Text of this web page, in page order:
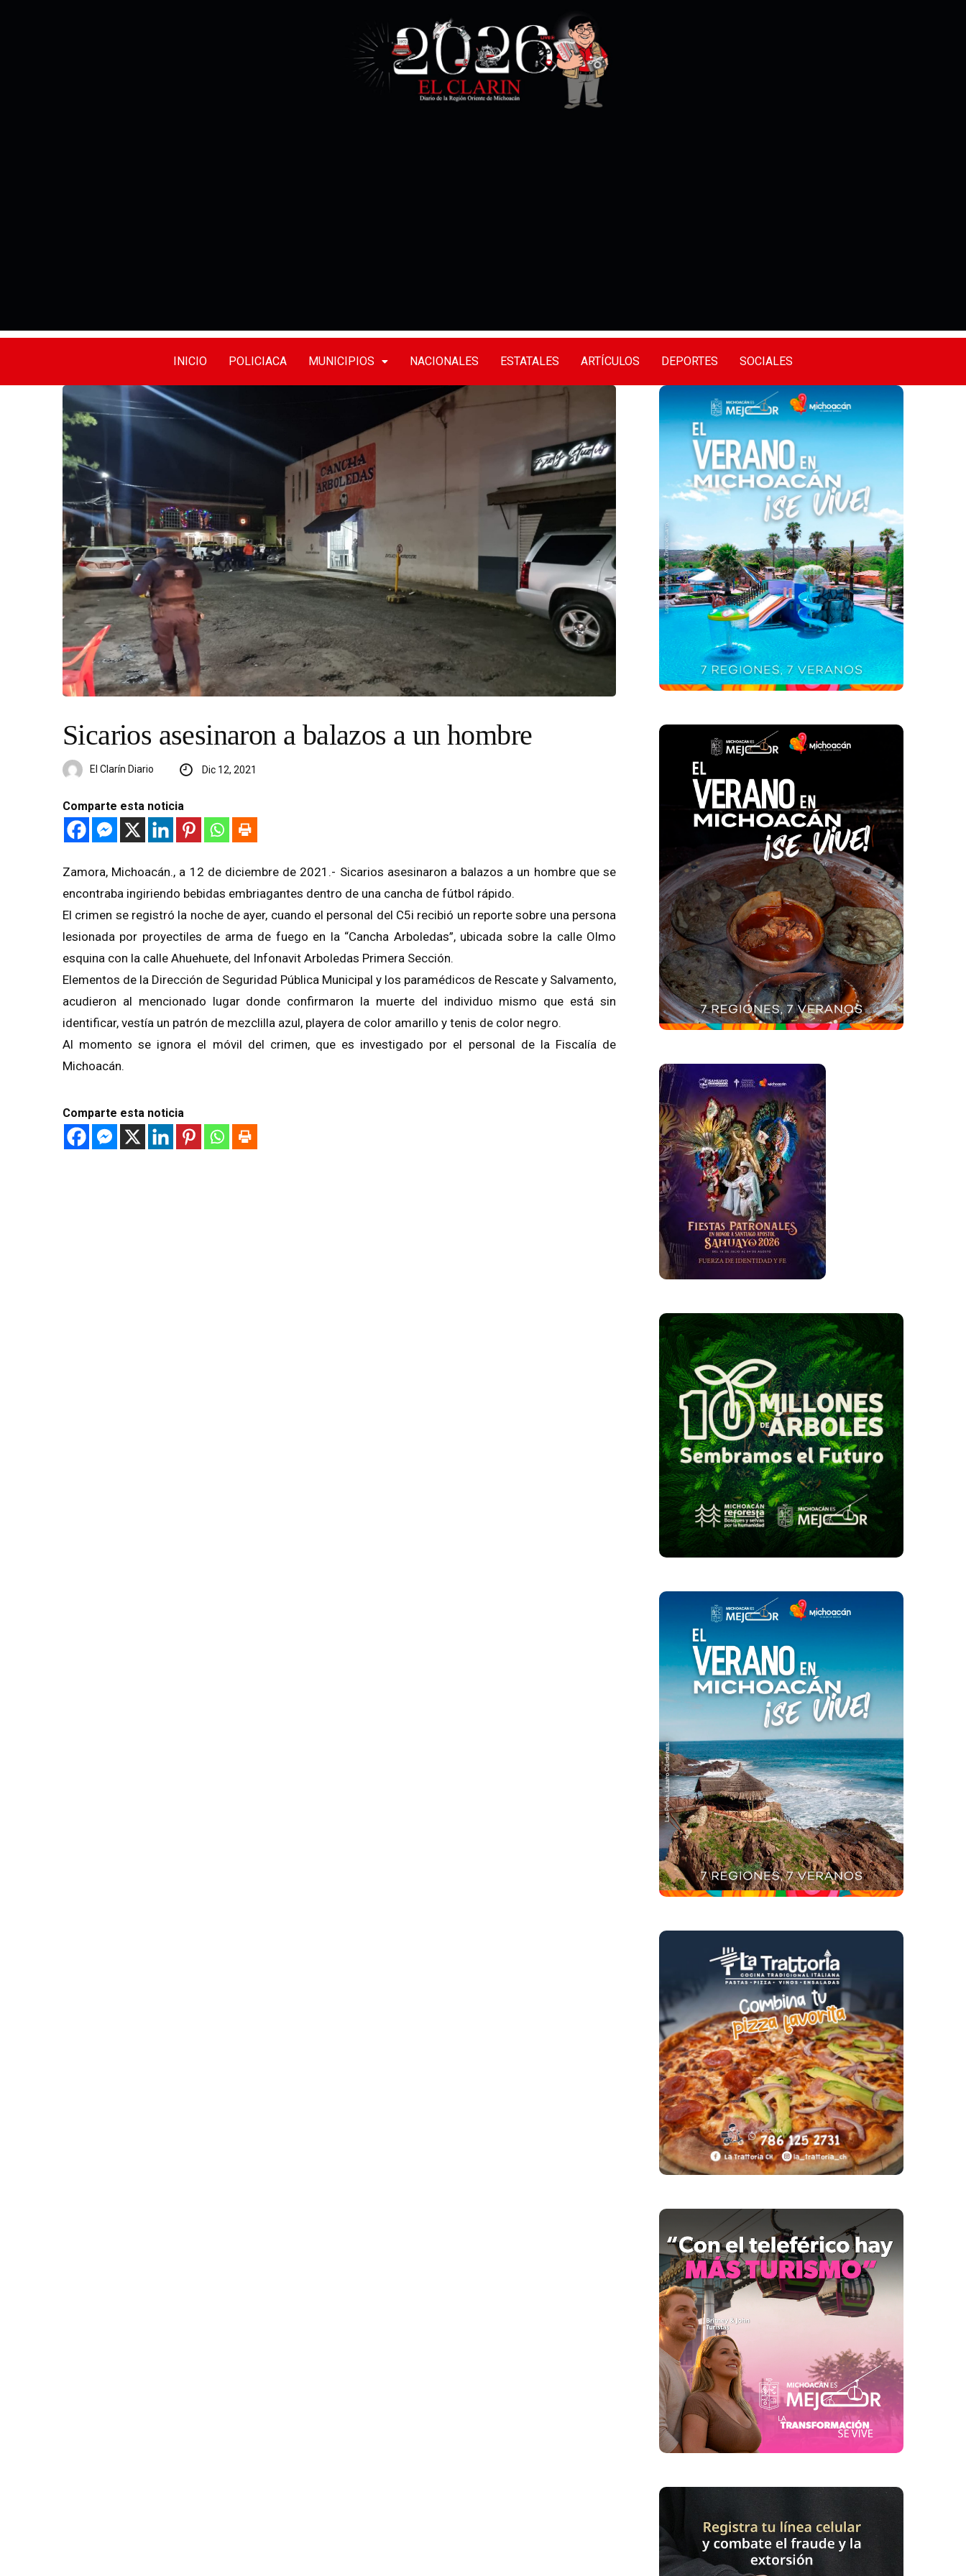
INICIO POLICIACA MUNICIPIOS NACIONALES ESTATALES ARTÍCULOS DEPORTES SOCIALES
Sicarios asesinaron a balazos a un hombre
El Clarín Diario Dic 12, 2021
Comparte esta noticia
Zamora, Michoacán., a 12 de diciembre de 2021.- Sicarios asesinaron a balazos a un hombre que se
encontraba ingiriendo bebidas embriagantes dentro de una cancha de fútbol rápido.
El crimen se registró la noche de ayer, cuando el personal del C5i recibió un reporte sobre una persona
lesionada por proyectiles de arma de fuego en la “Cancha Arboledas”, ubicada sobre la calle Olmo
esquina con la calle Ahuehuete, del Infonavit Arboledas Primera Sección.
Elementos de la Dirección de Seguridad Pública Municipal y los paramédicos de Rescate y Salvamento,
acudieron al mencionado lugar donde confirmaron la muerte del individuo mismo que está sin
identificar, vestía un patrón de mezclilla azul, playera de color amarillo y tenis de color negro.
Al momento se ignora el móvil del crimen, que es investigado por el personal de la Fiscalía de
Michoacán.
Comparte esta noticia